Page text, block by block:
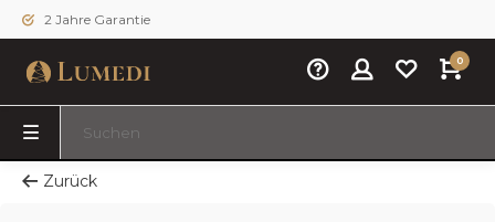
2 Jahre Garantie
0
Zurück